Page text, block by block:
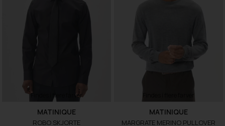
Findes i flere farver
MATINIQUE
ROBO SKJORTE
MATINIQUE
MARGRATE MERINO PULLOVER